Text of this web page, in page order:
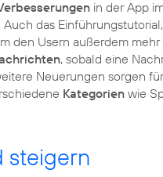
in der App
. Auch das
den Usern außerdem
, sobald eine
Neuerungen sorgen
Kategorien wie
steigern